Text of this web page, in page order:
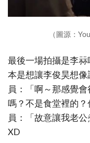
（圖源：
最後一場拍攝是李
本是想讓李俊昊想
員：「啊～那感覺
嗎？不是食堂裡的
員：「故意讓我老
XD